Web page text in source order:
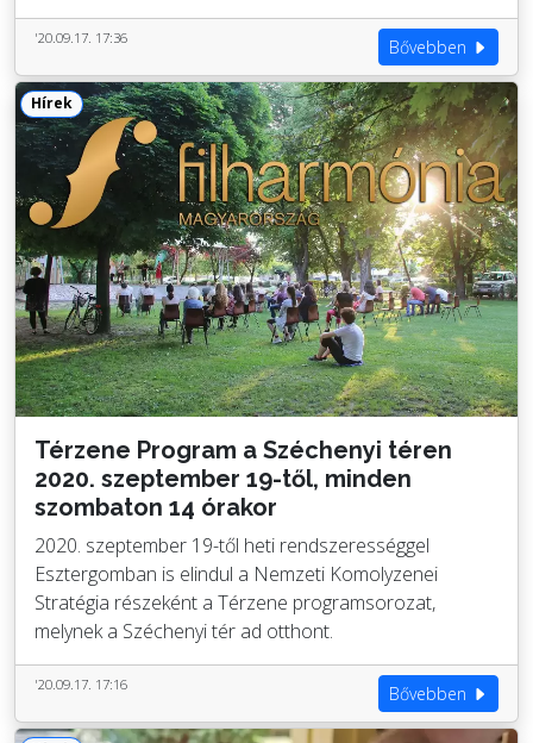
'20.09.17. 17:36 Bővebben
Hírek
Térzene Program a Széchenyi téren
2020. szeptember 19-től, minden
szombaton 14 órakor
2020. szeptember 19-től heti rendszerességgel
Esztergomban is elindul a Nemzeti Komolyzenei
Stratégia részeként a Térzene programsorozat,
melynek a Széchenyi tér ad otthont.
'20.09.17. 17:16 Bővebben